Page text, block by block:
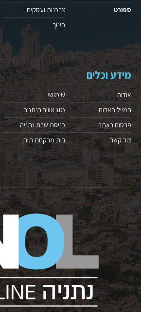
ספורט
צרכנות ועסקים
חינוך
מידע וכלים
אודות
המייל האדום
פרסום באתר
צור קשר
שימושי
מזג אוויר בנתניה
כניסת שבת נתניה
בית מרקחת תורן